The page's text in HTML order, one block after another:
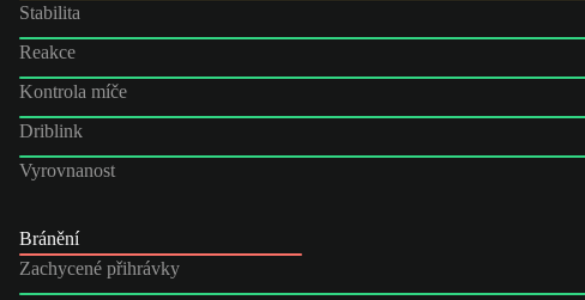
Stabilita
Reakce
Kontrola míče
Driblink
Vyrovnanost
Bránění
Zachycené přihrávky